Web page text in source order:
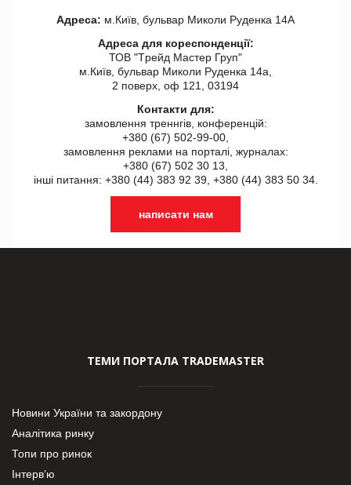
Адреса: м.Київ, бульвар Миколи Руденка 14А
Адреса для кореспонденції:
ТОВ "Tрейд Мастер Груп"
м.Київ, бульвар Миколи Руденка 14а,
2 поверх, оф 121, 03194
Контакти для:
замовлення треннгів, конференцій:
+380 (67) 502-99-00,
замовлення реклами на порталі, журналах:
+380 (67) 502 30 13,
інші питання: +380 (44) 383 92 39, +380 (44) 383 50 34.
написати нам
ТЕМИ ПОРТАЛА TRADEMASTER
Новини України та закордону
Аналітика ринку
Топи про ринок
Інтерв’ю